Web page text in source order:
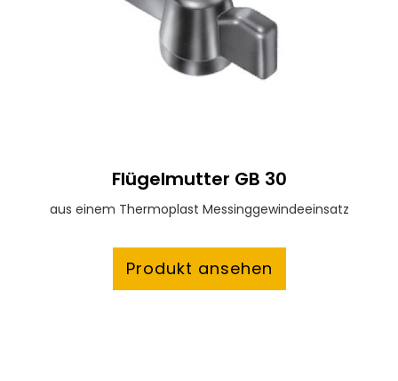
Flügelmutter GB 30
aus einem Thermoplast Messinggewindeeinsatz
Produkt ansehen